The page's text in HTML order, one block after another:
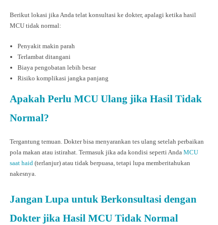
Berikut lokasi jika Anda telat konsultasi ke dokter, apalagi ketika hasil
MCU tidak normal:
Penyakit makin parah
Terlambat ditangani
Biaya pengobatan lebih besar
Risiko komplikasi jangka panjang
Apakah Perlu MCU Ulang jika Hasil Tidak
Normal?
Tergantung temuan. Dokter bisa menyarankan tes ulang setelah perbaikan
pola makan atau istirahat. Termasuk jika ada kondisi seperti Anda MCU
saat haid (terlanjur) atau tidak berpuasa, tetapi lupa memberitahukan
nakesnya.
Jangan Lupa untuk Berkonsultasi dengan
Dokter jika Hasil MCU Tidak Normal